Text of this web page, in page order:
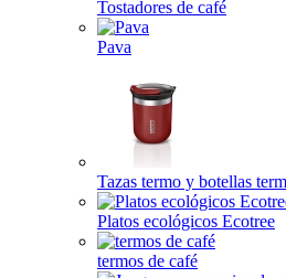
Tostadores de café
Pava
Tazas termo y botellas
Platos ecológicos Ecotree
termos de café